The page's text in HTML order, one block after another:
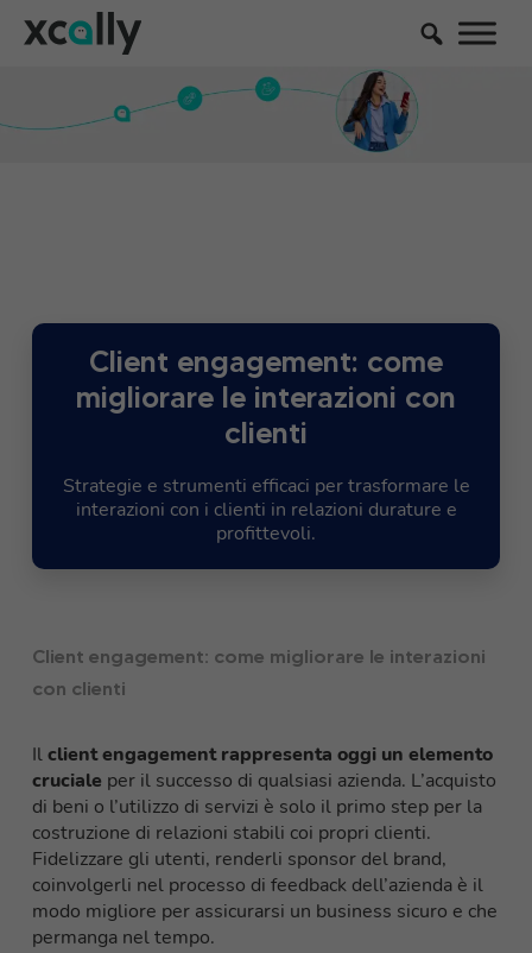
Client engagement: come
migliorare le interazioni con
clienti
Strategie e strumenti efficaci per trasformare le
interazioni con i clienti in relazioni durature e
profittevoli.
Client engagement: come migliorare le interazioni
con clienti
Ilclient engagement rappresenta oggi un elemento
cruciale per il successo di qualsiasi azienda. L’acquisto
di beni o l’utilizzo di servizi è solo il primo step per la
costruzione di relazioni stabili coi propri clienti.
Fidelizzare gli utenti, renderli sponsor del brand,
coinvolgerli nel processo di feedback dell’azienda è il
modo migliore per assicurarsi un business sicuro e che
permanga nel tempo.